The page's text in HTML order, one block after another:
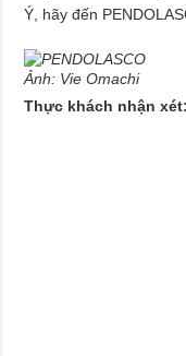
Ý, hãy đến
Ảnh: Vie Omachi
Thực khách nhận xét: